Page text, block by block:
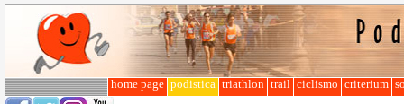
home page podistica triathlon trail ciclismo criterium